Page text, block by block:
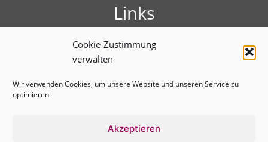
Cookie-Zustimmung
verwalten
Wir verwenden Cookies, um unsere Website und unseren Service zu
optimieren.
Akzeptieren
Links
Presse
Linktree
Benutzungshinweise
Datenschutz­erklärung